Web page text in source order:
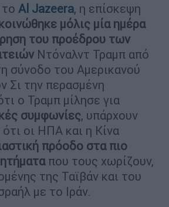
Al Jazeera, η επίσκεψη
μόλις μία ημέρα
του προέδρου των
Ντόναλντ Τραμπ από
σύνοδο του Αμερικανού
Σι την περασμένη
ο Τραμπ μίλησε για
συμφωνίες, υπάρχουν
ότι οι ΗΠΑ και η Κίνα
πρόοδο στα πιο
που τους χωρίζουν,
της Ταϊβάν και του
με το Ιράν.